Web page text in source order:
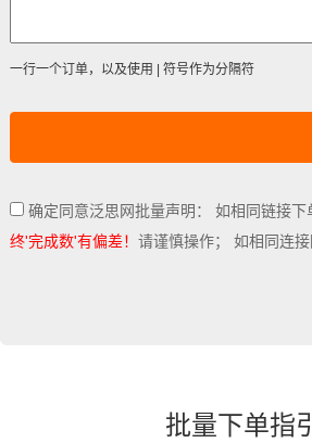
一行一个订单，以及使用 | 符号作为分隔符
确定同意泛思网批量声明： 如相同链接
终'完成数'有偏差！ 请谨慎操作； 如相同连
批量下单指引